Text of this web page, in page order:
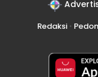
Redaksi•